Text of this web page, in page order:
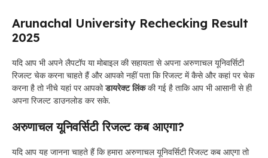
Arunachal University Rechecking Result
2025
यदि आप भी अपने लैपटॉप या मोबाइल की सहायता से अपना अरुणाचल यूनिवर्सिटी
रिजल्ट चेक करना चाहते हैं और आपको नहीं पता कि रिजल्ट में कैसे और कहां पर चेक
करना है तो नीचे यहां पर आपकोडायरेक्ट लिंककी गई है ताकि आप भी आसानी से ही
अपना रिजल्ट डाउनलोड कर सके.
अरुणाचल यूनिवर्सिटी रिजल्ट कब आएगा?
यदि आप यह जानना चाहते हैं कि हमारा अरुणाचल यूनिवर्सिटी रिजल्ट कब आएगा तो